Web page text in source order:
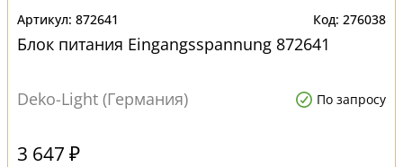
872641 276038
Блок питания Eingangsspannung 872641
Deko-Light (Германия) По запросу
3 647 ₽